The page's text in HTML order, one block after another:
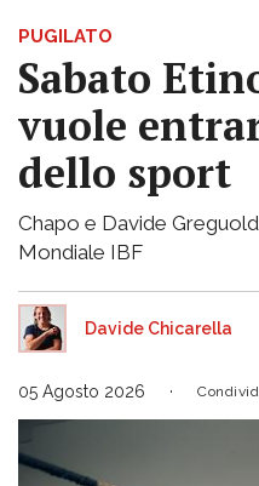
PUGILATO
Sabato
vuole
dello sport
Chapo e Davide
Mondiale IBF
Davide Chicarella
05 Agosto 2026